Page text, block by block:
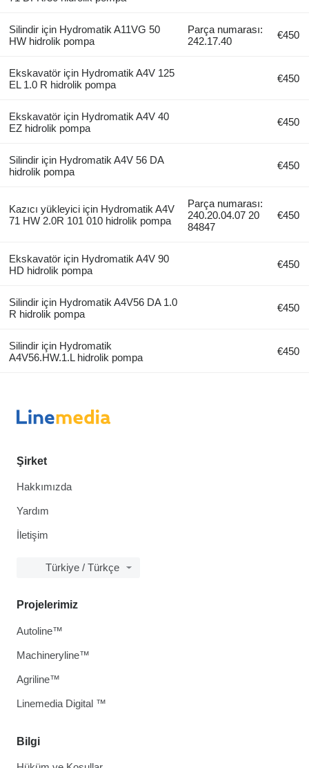
Silindir için Hydromatik A11VG 50
HW hidrolik pompa
Parça numarası:
242.17.40
€450
Ekskavatör için Hydromatik A4V 125
EL 1.0 R hidrolik pompa
€450
Ekskavatör için Hydromatik A4V 40
EZ hidrolik pompa
€450
Silindir için Hydromatik A4V 56 DA
hidrolik pompa
€450
Kazıcı yükleyici için Hydromatik A4V
71 HW 2.0R 101 010 hidrolik pompa
Parça numarası:
240.20.04.07 20
84847
€450
Ekskavatör için Hydromatik A4V 90
HD hidrolik pompa
€450
Silindir için Hydromatik A4V56 DA 1.0
R hidrolik pompa
€450
Silindir için Hydromatik
A4V56.HW.1.L hidrolik pompa
€450
Şirket
Hakkımızda
Yardım
İletişim
Türkiye / Türkçe
Bilgi
Projelerimiz
Autoline™
Machineryline™
Agriline™
Linemedia Digital ™